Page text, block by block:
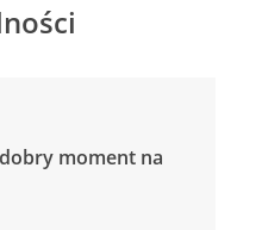
moment na